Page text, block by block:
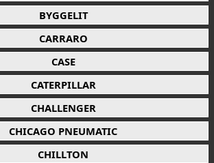
BYGGELIT
CARRARO
CASE
CATERPILLAR
CHALLENGER
CHICAGO PNEUMATIC
CHILLTON